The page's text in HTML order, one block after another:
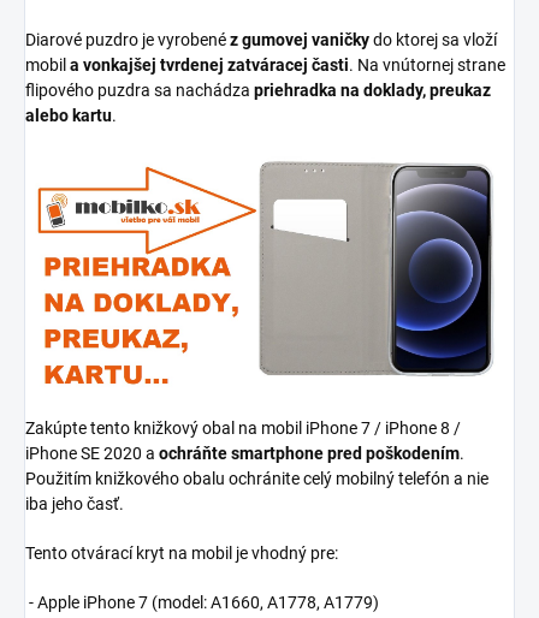
Diarové puzdro je vyrobenéz gumovej vaničkydo ktorej sa vloží
mobil a vonkajšej tvrdenej zatváracej časti. Na vnútornej strane
flipového puzdra sa nachádza priehradka na doklady, preukaz
alebo kartu.
Zakúpte tento knižkový obal na mobil iPhone 7 / iPhone 8 /
iPhone SE 2020 a ochráňte smartphone pred poškodením.
Použitím knižkového obalu ochránite celý mobilný telefón a nie
iba jeho časť.
Tento otvárací kryt na mobil je vhodný pre:
- Apple iPhone 7 (model: A1660, A1778, A1779)